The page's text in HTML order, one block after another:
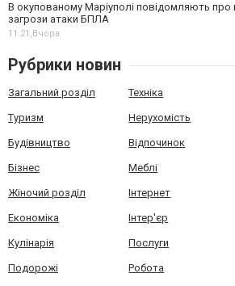
В окупованому Маріуполі повідомляють про
загрози атаки БПЛА
11:21,Вчора
Рубрики новин
Загальний розділ Техніка
Туризм Нерухомість
Будівництво Відпочинок
Бізнес Меблі
Жіночий розділ Інтернет
Економіка Інтер'єр
Кулінарія Послуги
Подорожі Робота